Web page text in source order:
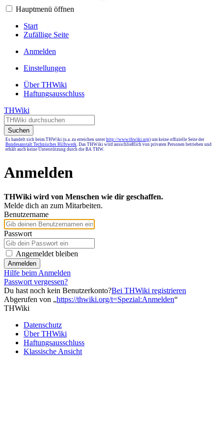
Hauptmenü öffnen
Start
Zufällige Seite
Anmelden
Einstellungen
Über THWiki
Haftungsausschluss
THWiki
Suchen
Es handelt sich beim THWiki (u.a. zu erreichen unter http://www.thwiki.org) um keine offizielle Seite der
Bundesanstalt Technisches Hilfswerk. Das THWiki wird ausschließlich von privaten Personen betrieben und
erhält auch keine Unterstützung durch die BA THW.
Anmelden
THWiki wird von Menschen wie dir geschaffen.
Melde dich an zum Mitarbeiten.
Benutzername
Passwort
Angemeldet bleiben
Anmelden
Hilfe beim Anmelden
Passwort vergessen?
Du hast noch kein Benutzerkonto?Bei THWiki registrieren
Abgerufen von „https://thwiki.org/t=Spezial:Anmelden“
THWiki
Datenschutz
Über THWiki
Haftungsausschluss
Klassische Ansicht